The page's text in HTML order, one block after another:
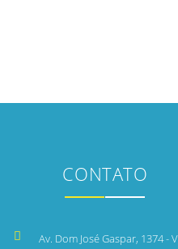
CONTATO
Av. Dom José Gaspar, 1374 -